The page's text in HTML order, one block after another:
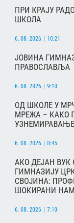
ПРИ КРАЈУ
ШКОЛА
6. 08. 2026. | 10:21
ЈОВИНА
ПРАВОСЛАВЉА
6. 08. 2026. | 9:10
ОД ШКОЛЕ У
МРЕЖА – КАКО
6. 08. 2026. | 8:45
АКО ДЕЈАН ВУК
ГИМНАЗИЈУ
СВОЈИНА:
ШОКИРАНИ
6. 08. 2026. | 7:10